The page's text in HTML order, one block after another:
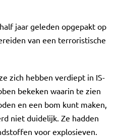
jaar geleden opgepakt op
van een terroristische
zich hebben verdiept in IS-
bekeken waarin te zien
en een bom kunt maken,
niet duidelijk. Ze hadden
voor explosieven.